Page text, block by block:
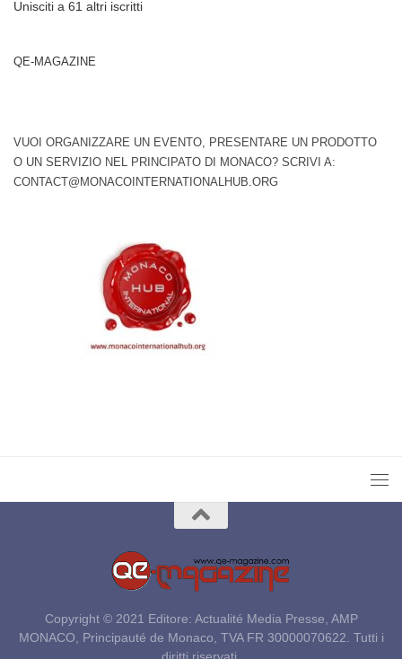
Unisciti a 61 altri iscritti
QE-MAGAZINE
VUOI ORGANIZZARE UN EVENTO, PRESENTARE UN PRODOTTO
O UN SERVIZIO NEL PRINCIPATO DI MONACO? SCRIVI A:
CONTACT@MONACOINTERNATIONALHUB.ORG
Copyright © 2021 Editore: Actualité Media Presse, AMP
MONACO, Principauté de Monaco, TVA FR 30000070622. Tutti i